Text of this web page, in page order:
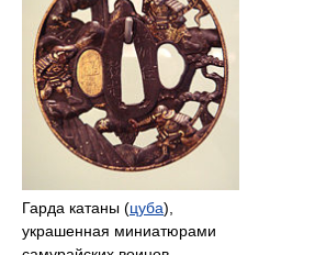
Гарда катаны (цуба),
украшенная миниатюрами